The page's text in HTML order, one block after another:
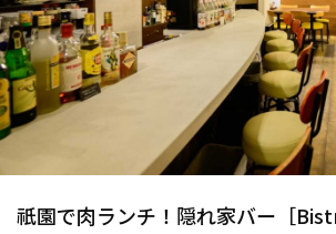
祇園で肉ランチ！隠れ家バー［